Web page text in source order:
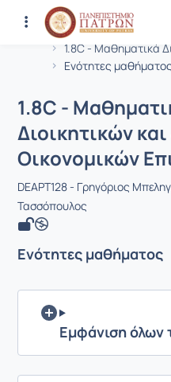
Αρχική Σελίδα
1.8C - Μαθηματικά
Ενότητες μαθήματος
Μάθημα : 1.8C -
Κωδικός :
1.8C -
Διοικητικών
Οικονομικών
DEAPT128 - Γρηγόριος
Τασσόπουλος
Ενότητες μαθήματος
Εμφάνιση όλων